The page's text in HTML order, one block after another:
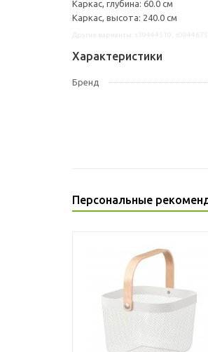
Каркас, глубина: 60.0 см
Каркас, высота: 240.0 см
Характеристики
Бренд
Персональные